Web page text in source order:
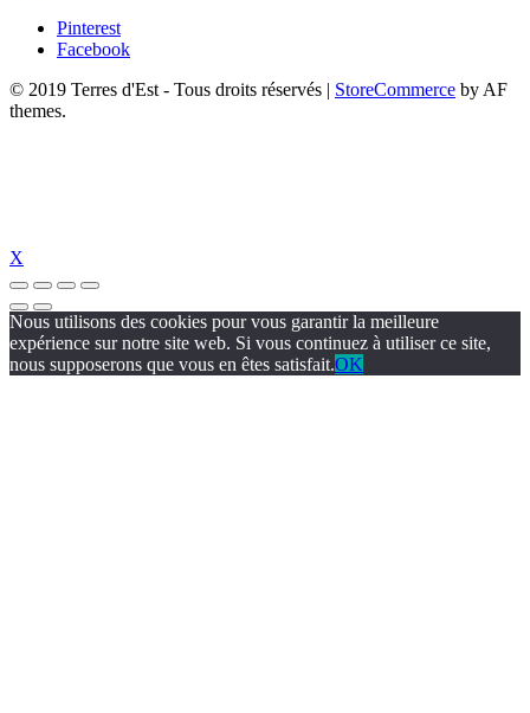
Pinterest
Facebook
© 2019 Terres d'Est - Tous droits réservés
StoreCommerce by AF
themes.
X
Nous utilisons des cookies pour vous garantir la meilleure
expérience sur notre site web. Si vous continuez à utiliser ce site,
nous supposerons que vous en êtes satisfait.OK